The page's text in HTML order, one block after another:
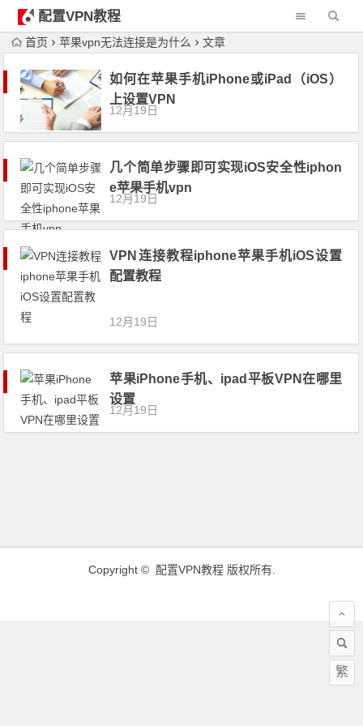
配置VPN教程
首页 苹果vpn无法连接是为什么 文章
如何在苹果手机iPhone或iPad（iOS）
上设置VPN
12月19日
几个简单步骤即可实现iOS安全性iphon
e苹果手机vpn
12月19日
VPN连接教程iphone苹果手机iOS设置
配置教程
12月19日
苹果iPhone手机、ipad平板VPN在哪里
设置
12月19日
Copyright © 配置VPN教程版权所有.
繁